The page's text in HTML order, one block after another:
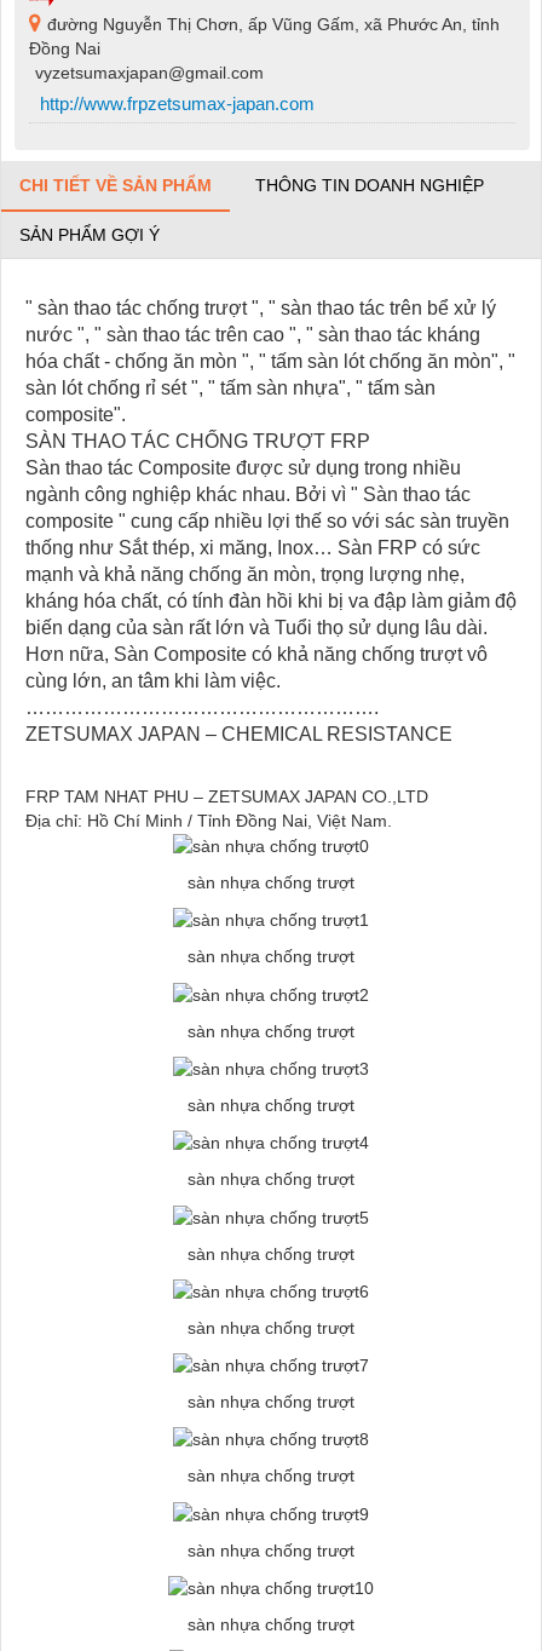
đường Nguyễn Thị Chơn, ấp Vũng Gấm, xã Phước An, tỉnh
Đồng Nai
vyzetsumaxjapan@gmail.com
http://www.frpzetsumax-japan.com
CHI TIẾT VỀ SẢN PHẨM THÔNG TIN DOANH NGHIỆP
SẢN PHẨM GỢI Ý
" sàn thao tác chống trượt ", " sàn thao tác trên bể xử lý
nước ", " sàn thao tác trên cao ", " sàn thao tác kháng
hóa chất - chống ăn mòn ", " tấm sàn lót chống ăn mòn", "
sàn lót chống rỉ sét ", " tấm sàn nhựa", " tấm sàn
composite".
SÀN THAO TÁC CHỐNG TRƯỢT FRP
Sàn thao tác Composite được sử dụng trong nhiều
ngành công nghiệp khác nhau. Bởi vì " Sàn thao tác
composite " cung cấp nhiều lợi thế so với sác sàn truyền
thống như Sắt thép, xi măng, Inox… Sàn FRP có sức
mạnh và khả năng chống ăn mòn, trọng lượng nhẹ,
kháng hóa chất, có tính đàn hồi khi bị va đập làm giảm độ
biến dạng của sàn rất lớn và Tuổi thọ sử dụng lâu dài.
Hơn nữa, Sàn Composite có khả năng chống trượt vô
cùng lớn, an tâm khi làm việc.
……………………………………………….
ZETSUMAX JAPAN – CHEMICAL RESISTANCE
FRP TAM NHAT PHU – ZETSUMAX JAPAN CO.,LTD
Địa chỉ: Hồ Chí Minh / Tỉnh Đồng Nai, Việt Nam.
sàn nhựa chống trượt
sàn nhựa chống trượt
sàn nhựa chống trượt
sàn nhựa chống trượt
sàn nhựa chống trượt
sàn nhựa chống trượt
sàn nhựa chống trượt
sàn nhựa chống trượt
sàn nhựa chống trượt
sàn nhựa chống trượt
sàn nhựa chống trượt